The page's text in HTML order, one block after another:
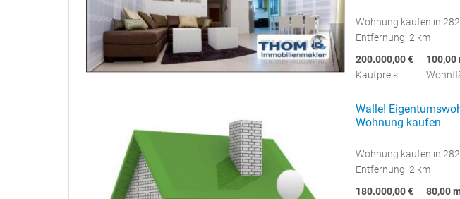
Wohnung kaufen in
Entfernung: 2 km
200.000,00 €
Kaufpreis
100,00
Walle!
Wohnung kaufen
Wohnung kaufen in
Entfernung: 2 km
180.000,00 €
80,00